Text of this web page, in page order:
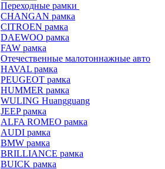
Переходные рамки
CHANGAN рамка
CITROEN рамка
DAEWOO рамка
FAW рамка
Отечественные малотоннажные авто
HAVAL рамка
PEUGEOT рамка
HUMMER рамка
WULING Huangguang
JEEP рамка
ALFA ROMEO рамка
AUDI рамка
BMW рамка
BRILLIANCE рамка
BUICK рамка